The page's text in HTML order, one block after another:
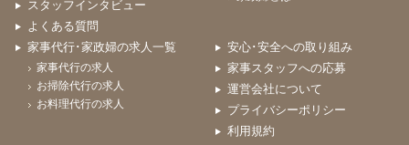
スタッフインタビュー
よくある質問
家事代行･家政婦の求人一覧
家事代行の求人
お掃除代行の求人
お料理代行の求人
安心･安全への取り組み
家事スタッフへの応募
運営会社について
プライバシーポリシー
利用規約